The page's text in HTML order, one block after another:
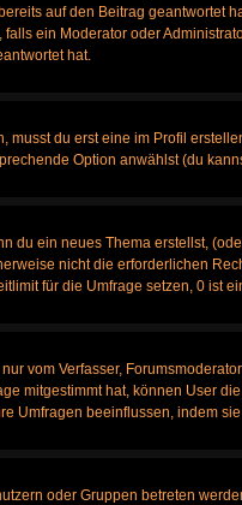
auf den Beitrag geantwortet
ein Moderator oder
hat.
du erst eine im Profil
Option anwählst (du
du ein neues Thema erstellst,
nicht die erforderlichen
für die Umfrage setzen, 0 ist
vom Verfasser,
mitgestimmt hat, können User
Umfragen beeinflussen, indem
oder Gruppen betreten